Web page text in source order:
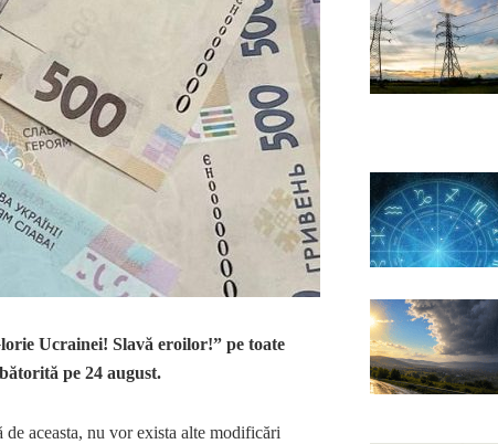
Ucrainei! Slavă eroilor!” pe toate
pe 24 august.
aceasta, nu vor exista alte modificări